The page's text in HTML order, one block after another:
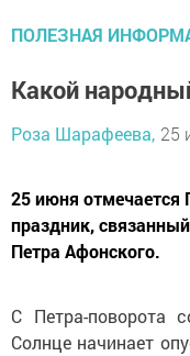
ПОЛЕЗНАЯ
Какой
Роза Шарафеева, 25
25 июня отмечается
праздник,
Петра Афонского.
С Петра-поворота
Солнце начинает